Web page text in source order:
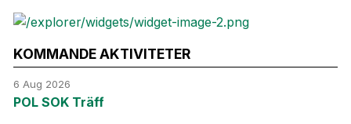
KOMMANDE AKTIVITETER
6 Aug 2026
POL SOK Träff